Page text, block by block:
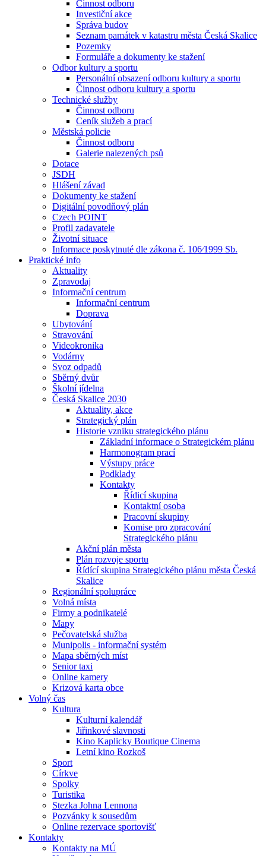
Činnost odboru
Investiční akce
Správa budov
Seznam památek v katastru města Česká Skalice
Pozemky
Formuláře a dokumenty ke stažení
Odbor kultury a sportu
Personální obsazení odboru kultury a sportu
Činnost odboru kultury a sportu
Technické služby
Činnost odboru
Ceník služeb a prací
Městská policie
Činnost odboru
Galerie nalezených psů
Dotace
JSDH
Hlášení závad
Dokumenty ke stažení
Digitální povodňový plán
Czech POINT
Profil zadavatele
Životní situace
Informace poskytnuté dle zákona č. 106⁄1999 Sb.
Praktické info
Aktuality
Zpravodaj
Informační centrum
Informační centrum
Doprava
Ubytování
Stravování
Videokronika
Vodárny
Svoz odpadů
Sběrný dvůr
Školní jídelna
Česká Skalice 2030
Aktuality, akce
Strategický plán
Historie vzniku strategického plánu
Základní informace o Strategickém plánu
Harmonogram prací
Výstupy práce
Podklady
Kontakty
Řídicí skupina
Kontaktní osoba
Pracovní skupiny
Komise pro zpracování
Strategického plánu
Akční plán města
Plán rozvoje sportu
Řídící skupina Strategického plánu města Česká
Skalice
Regionální spolupráce
Volná místa
Firmy a podnikatelé
Mapy
Pečovatelská služba
Munipolis - informační systém
Mapa sběrných míst
Senior taxi
Online kamery
Krizová karta obce
Volný čas
Kultura
Kulturní kalendář
Jiřinkové slavnosti
Kino Kaplicky Boutique Cinema
Letní kino Rozkoš
Sport
Církve
Spolky
Turistika
Stezka Johna Lennona
Pozvánky k sousedům
Online rezervace sportovišť
Kontakty
Kontakty na MÚ